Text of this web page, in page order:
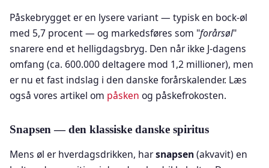
Påskebrygget er en lysere variant — typisk en bock-øl
med 5,7 procent — og markedsføres som "forårsøl"
snarere end et helligdagsbryg. Den når ikke J-dagens
omfang (ca. 600.000 deltagere mod 1,2 millioner), men
er nu et fast indslag i den danske forårskalender. Læs
også vores artikel om påsken og påskefrokosten.
Snapsen — den klassiske danske spiritus
Mens øl er hverdagsdrikken, harsnapsen(akvavit) en